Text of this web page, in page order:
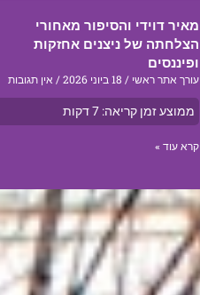
מאיר דוידי והסיפור מאחורי
הצלחתה של ניצנים אחזקות
ופיננסים
עורך אתר ראשי 18 ביוני 2026 אין תגובות
ממוצע זמן קריאה: 7דקות
קרא עוד »